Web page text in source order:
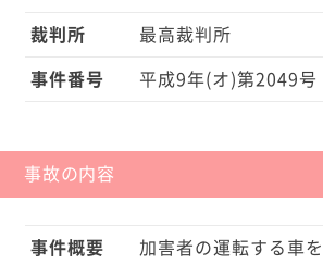
裁判所 最高裁判所
事件番号 平成9年(オ)第2049号
事故の内容
事件概要
加害者の運転する車